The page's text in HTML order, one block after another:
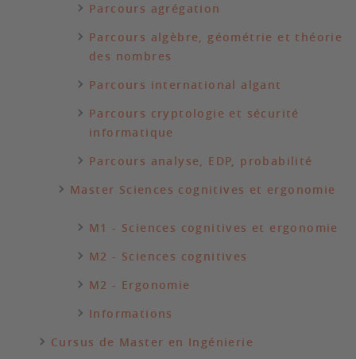
Parcours agrégation
Parcours algèbre, géométrie et théorie
des nombres
Parcours international algant
Parcours cryptologie et sécurité
informatique
Parcours analyse, EDP, probabilité
Master Sciences cognitives et ergonomie
M1 - Sciences cognitives et ergonomie
M2 - Sciences cognitives
M2 - Ergonomie
Informations
Cursus de Master en Ingénierie